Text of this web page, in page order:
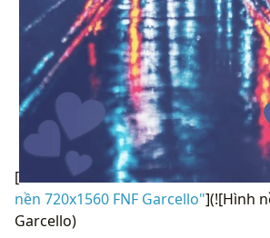
[
nền 720x1560 FNF Garcello"](![Hình
Garcello)